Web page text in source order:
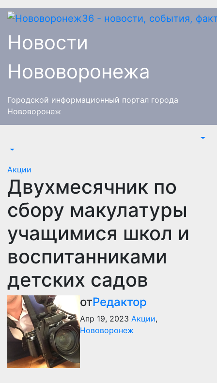
Перейти
Новости
Нововоронежа
Городской информационный портал города
Нововоронеж
Акции
Двухмесячник по
сбору макулатуры
учащимися школ и
воспитанниками
детских садов
отРедактор
Апр 19, 2023 Акции,
Нововоронеж